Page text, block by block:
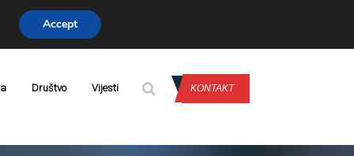
Društvo Vijesti KONTAKT
Accept